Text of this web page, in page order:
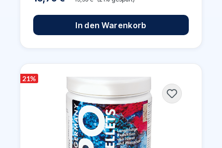
In den Warenkorb
21%